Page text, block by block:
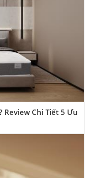
Review Chi Tiết 5 Ưu